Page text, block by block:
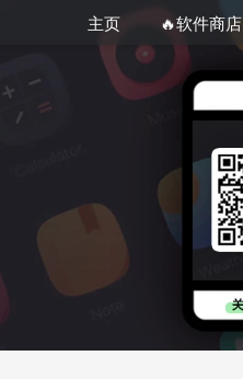
主页 🔥软件商店